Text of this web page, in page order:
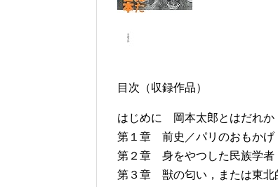
目次（収録作品）
はじめに 岡本太郎とはだれか
第１章 前史／パリのおもかげ
第２章 身をやつした民族学者
第３章 獣の匂い，または東北